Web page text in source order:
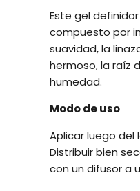
Este gel
compuesto por
suavidad, la
hermoso, la raíz
humedad.
Modo de uso
Aplicar luego
Distribuir bien
con un difusor a